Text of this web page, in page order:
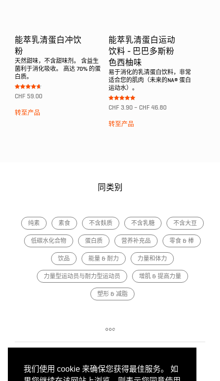
我们使用 cookie 来确保您获得最佳服务。 如
能萃乳清蛋白冲饮
粉
天然甜味，不含甜味剂。 含益生
菌利于消化吸收。 高达 70% 的蛋
白质。
Bewertet
mit
von 5
CHF 59.00
转至产品
能萃乳清蛋白运动
饮料 - 巴巴多斯粉
色西柚味
易于消化的乳清蛋白饮料，非常
适合您的肌肉（未来的NA® 蛋白
运动水）。
Bewertet mit
5.00
CHF 3.90 – CHF 46.80
转至产品
同类别
纯素 素食 不含麸质 不含乳糖 不含大豆
低碳水化合物 蛋白质 营养补充品 零食 & 棒
饮品 能量 & 耐力 力量和体力
力量型运动员与耐力型运动员 增肌 & 提高力量
塑形 & 减脂